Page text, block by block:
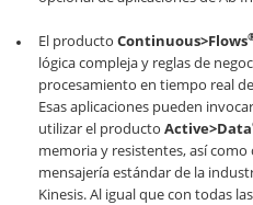
El producto Continuous>Flows
lógica compleja y reglas de
procesamiento en tiempo real
Esas aplicaciones pueden
utilizar el producto Active>Data
memoria y resistentes, así
mensajería estándar de la
Kinesis. Al igual que con todas